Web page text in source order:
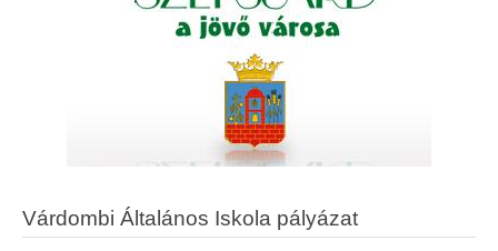
Várdombi Általános Iskola pályázat